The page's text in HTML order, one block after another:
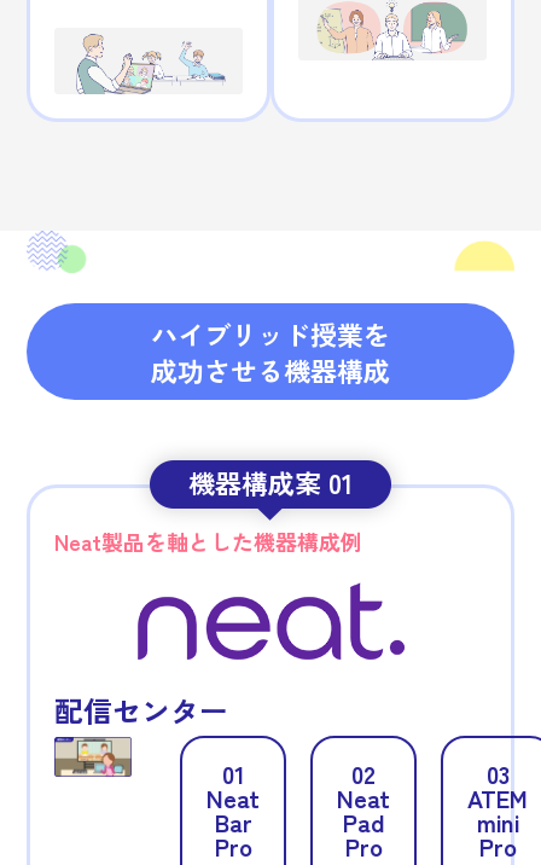
ハイブリッド授業を
成功させる機器構成
機器構成案 01
Neat製品を軸とした機器構成例
配信センター
01
Neat
Bar
Pro
02
Neat
Pad
Pro
03
ATEM
mini
Pro